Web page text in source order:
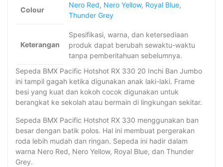
Colour
Nero Red, Nero Yellow, Royal Blue,
Thunder Grey
Keterangan
Spesifikasi, warna, dan ketersediaan
produk dapat berubah sewaktu-waktu
tanpa pemberitahuan sebelumnya.
Sepeda BMX Pacific Hotshot RX 330 20 Inchi Ban Jumbo
ini tampil gagah ketika digunakan anak laki-laki. Frame
besi yang kuat dan kokoh cocok digunakan untuk
berangkat ke sekolah atau bermain di lingkungan sekitar.
Sepeda BMX Pacific Hotshot RX 330 menggunakan ban
besar dengan batik polos. Hal ini membuat pergerakan
roda lebih mudah dan ringan. Sepeda ini hadir dalam
warna Nero Red, Nero Yellow, Royal Blue, dan Thunder
Grey.